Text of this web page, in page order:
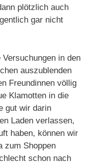
plötzlich auch
gar nicht
in den
auszublenden
Freundinnen völlig
Klamotten in die
gut wir darin
Laden verlassen,
haben, können wir
zum Shoppen
schon nach